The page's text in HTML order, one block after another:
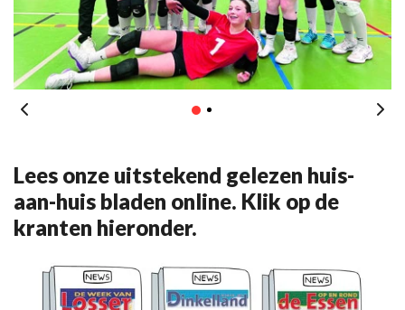
Lees onze uitstekend gelezen huis-
aan-huis bladen online. Klik op de
kranten hieronder.